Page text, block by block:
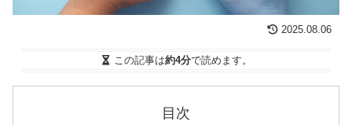
2025.08.06
この記事は約4分で読めます。
目次